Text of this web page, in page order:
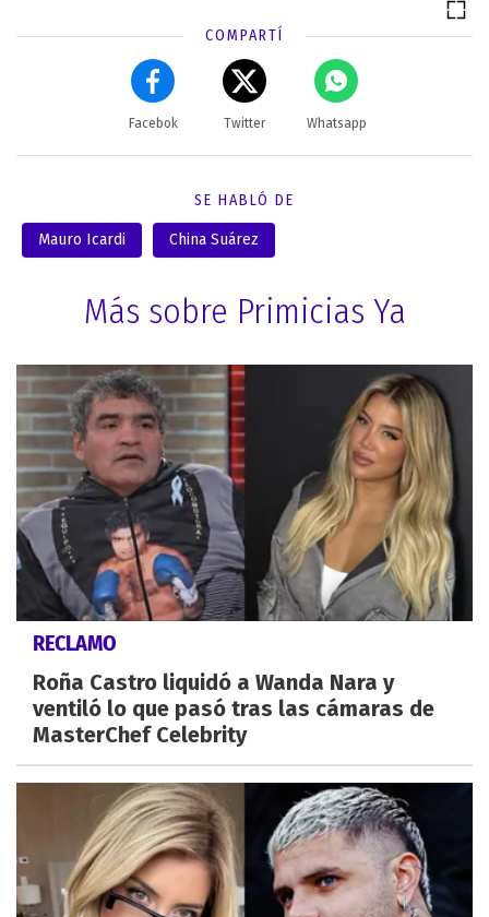
COMPARTÍ
Facebok Twitter Whatsapp
SE HABLÓ DE
Mauro Icardi China Suárez
Más sobre Primicias Ya
RECLAMO
Roña Castro liquidó a Wanda Nara y
ventiló lo que pasó tras las cámaras de
MasterChef Celebrity